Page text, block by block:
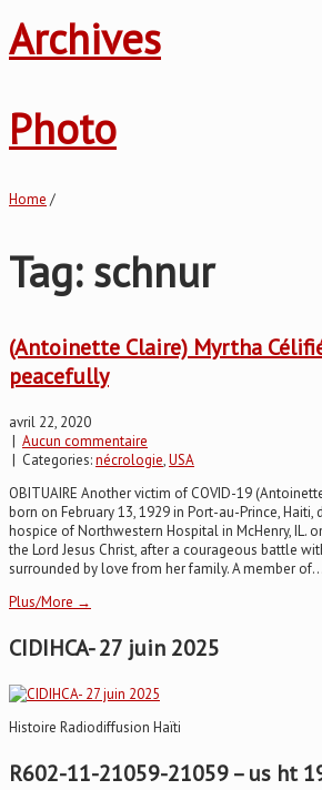
Archives
Photo
Home /
Tag: schnur
(Antoinette Claire) Myrtha
peacefully
avril 22, 2020
| Aucun commentaire
| Categories:nécrologie,USA
OBITUAIRE Another victim of COVID-19
born on February 13, 1929 in Port-au-Prince,
hospice of Northwestern Hospital in McHenry, IL.
the Lord Jesus Christ, after a courageous battle
surrounded by love from her family. A member of...
Plus/More →
CIDIHCA- 27 juin 2025
Histoire Radiodiffusion Haïti
R602-11-21059-21059 – us ht